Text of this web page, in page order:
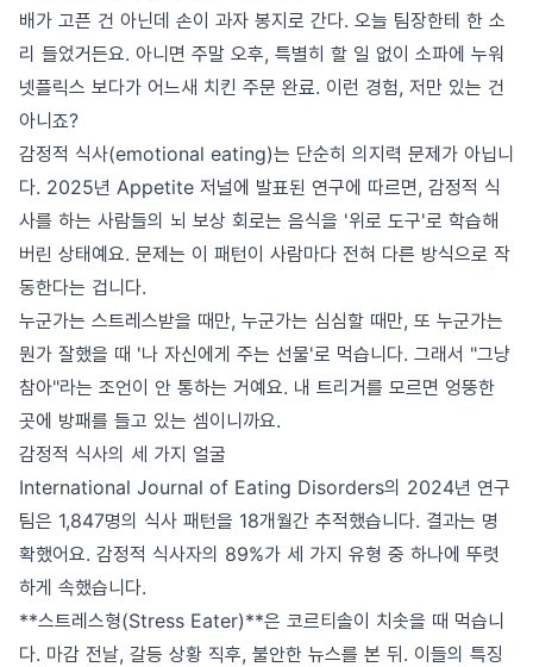
배가 고픈 건 아닌데 손이 과자 봉지로 간다. 오늘 팀장한테 한 소
리 들었거든요. 아니면 주말 오후, 특별히 할 일 없이 소파에 누워
넷플릭스 보다가 어느새 치킨 주문 완료. 이런 경험, 저만 있는 건
아니죠?
감정적 식사(emotional eating)는 단순히 의지력 문제가 아닙니
다. 2025년 Appetite 저널에 발표된 연구에 따르면, 감정적 식
사를 하는 사람들의 뇌 보상 회로는 음식을 '위로 도구'로 학습해
버린 상태예요. 문제는 이 패턴이 사람마다 전혀 다른 방식으로 작
동한다는 겁니다.
누군가는 스트레스받을 때만, 누군가는 심심할 때만, 또 누군가는
뭔가 잘했을 때 '나 자신에게 주는 선물'로 먹습니다. 그래서 "그냥
참아"라는 조언이 안 통하는 거예요. 내 트리거를 모르면 엉뚱한
곳에 방패를 들고 있는 셈이니까요.
감정적 식사의 세 가지 얼굴
International Journal of Eating Disorders의 2024년 연구
팀은 1,847명의 식사 패턴을 18개월간 추적했습니다. 결과는 명
확했어요. 감정적 식사자의 89%가 세 가지 유형 중 하나에 뚜렷
하게 속했습니다.
**스트레스형(Stress Eater)**은 코르티솔이 치솟을 때 먹습니
다. 마감 전날, 갈등 상황 직후, 불안한 뉴스를 본 뒤. 이들의 특징